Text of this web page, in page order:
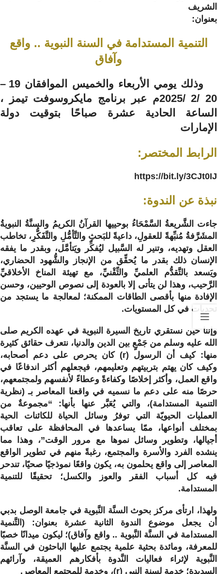
الشريف
بعنوان:
التنمية المستدامة في السنة النبوية .. واقع
وآفاق
وذلك يومي الأربعاء والخميس الموافقان 19 –
20 /2 /2025م عبر برنامج مايكروسوفت تيمز ،
الساعة الحادية عشرة صباحًا بتوقيت دولة
الإمارات
الرابط المختصر:
https://bit.ly/3CJt0IJ
نبذة عن الندوة:
جاءت الشَّريعةُ السَّمْحَاءُ بوحييها القرآنُ الكريمُ والسنَّةُ النبويةُ
المشَرَّفةُ مُنبِّهةً للعقولِ، داعيةً للبَحثِ والتَّأمُّلِ والتَّفَكُّرِ، تخاطب
العقل وتهديه، وتنير له السَّبيل ليُفكِّر ويَتأمَّل، وبقدر ما يفقه
الإنسان ذلك بقدر ما يُحقِّق من الإنجاز والشُّهود الحضاري،
ويَسعد بالتَّقدُّم العلميِّ والتِّقْنيِّ، مع تهيئة المناخ الأخلاقيِّ
الرَّحيب، وهذا لن يتأتى إلا بالعودة إلى نصوص الوحيين، وحسن
الإفادة منها بأقصى الطاقات الممكنة؛ لمعالجة ما يستجد من
تحديات في كل المستويات.
وإننا حين نستقري تاريخ السيرة النبوية في عهده الكريم صلى
الله عليه وسلم من جَمْعٍ بين الدين والدنيا، نتعرف حقائق كثيرة
منها: كيف أن الرسول (r) كان يحرص على دعم أصحابه،
وكيف كان يهتم بتربيتهم وتعليمهم، فيجعلهم أكثر اندفاعًا في
واقع العمل، وأكثر إخلاصًا وكفاءةً وعطاءً لأنفسهم ولمجتمعهم،
حرصًا منه على دعم ما نسميه في واقعنا المعاصر بـ (نظرية
التنمية المستدامة)، والتي يُعَبَّر عنها بأنها: “مجموعةٌ من
العمليات الحيويّة التي توفرُ وسائل الحياة للكائنات الحية
بمختلف أنواعها، ممّا يساعدها في المحافظة على تعاقب
أجيالها، وتطوير وسائل نموها مع مرور الوقت”، وهذا مما
ينشده الفرد والأسرة والمجتمع، رغبةً منهم في تطوير الواقع
المعاصر إلى واقع يحلمون به، يكون واقعًا نموذجيًا صحيًا، تندحر
فيه كل أسباب الفقر والعوز والكسل؛ تحقيقًا للتنمية
المستدامة.
ولهذا، ارتأى مركز بحوث السنَّة النَّبوية في جامعة الوصل بدبي
أن يجعل موضوع الندوة الثانية عشرة بعنوان: (التَّنمية
المستدامة في السنَّة النَّبوية .. واقع وآفاق)؛ ليكون ميدانًا خصبًا
للمعرفة، ومائدة بحثية علمية يجتمع عليها الباحثون في السنَّة
النَّبوية لإثراء فعاليات النَّدوة بأفكارهم العميقة، وآرائهم
السديدة؛ خدمة لسنة النبي (r)، وخدمة للمجتمع المعاصر.